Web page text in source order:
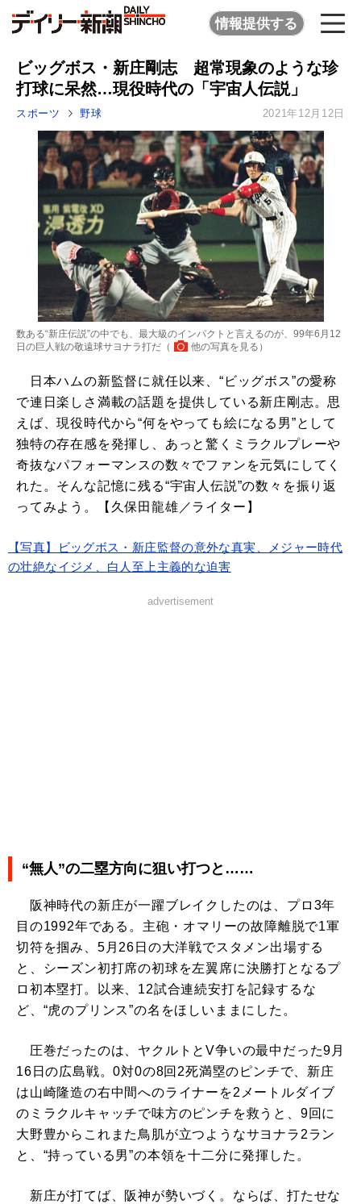
情報提供する
ビッグボス・新庄剛志 超常現象のような珍
打球に呆然…現役時代の「宇宙人伝説」
スポーツ 野球 2021年12月12日
数ある“新庄伝説”の中でも、最大級のインパクトと言えるのが、99年6月12
日の巨人戦の敬遠球サヨナラ打だ（
他の写真を見る ）
日本ハムの新監督に就任以来、“ビッグボス”の愛称
で連日楽しさ満載の話題を提供している新庄剛志。思
えば、現役時代から“何をやっても絵になる男”として
独特の存在感を発揮し、あっと驚くミラクルプレーや
奇抜なパフォーマンスの数々でファンを元気にしてく
れた。そんな記憶に残る“宇宙人伝説”の数々を振り返
ってみよう。【久保田龍雄／ライター】
【写真】ビッグボス・新庄監督の意外な真実、メジャー時代
の壮絶なイジメ、白人至上主義的な迫害
advertisement
“無人”の二塁方向に狙い打つと……
阪神時代の新庄が一躍ブレイクしたのは、プロ3年
目の1992年である。主砲・オマリーの故障離脱で1軍
切符を掴み、5月26日の大洋戦でスタメン出場する
と、シーズン初打席の初球を左翼席に決勝打となるプ
ロ初本塁打。以来、12試合連続安打を記録するな
ど、“虎のプリンス”の名をほしいままにした。
圧巻だったのは、ヤクルトとV争いの最中だった9月
16日の広島戦。0対0の8回2死満塁のピンチで、新庄
は山崎隆造の右中間へのライナーを2メートルダイブ
のミラクルキャッチで味方のピンチを救うと、9回に
大野豊からこれまた鳥肌が立つようなサヨナラ2ラン
と、“持っている男”の本領を十二分に発揮した。
新庄が打てば、阪神が勢いづく。ならば、打たせな